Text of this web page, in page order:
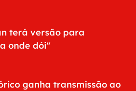
terá versão para
onde dói"
ganha transmissão ao